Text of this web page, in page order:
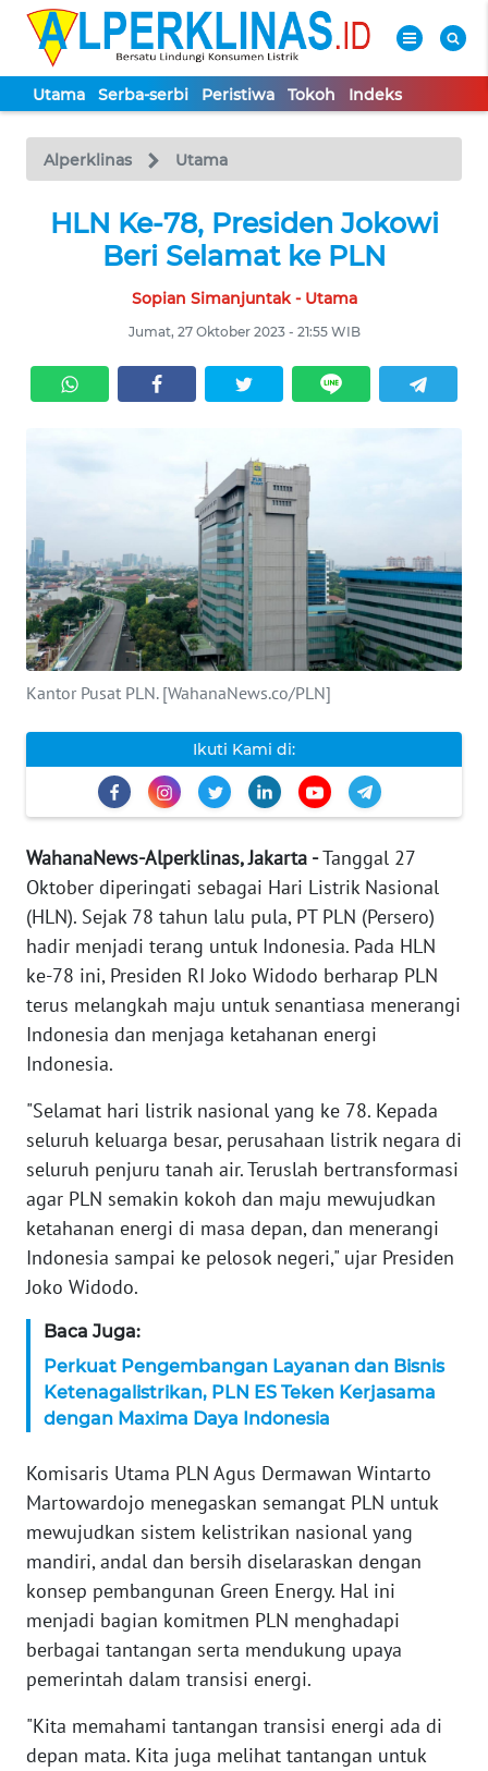
Utama Serba-serbi Peristiwa Tokoh Indeks
Alperklinas Utama
HLN Ke-78, Presiden Jokowi
Beri Selamat ke PLN
Sopian Simanjuntak - Utama
Jumat, 27 Oktober 2023 - 21:55 WIB
Kantor Pusat PLN. [WahanaNews.co/PLN]
Ikuti Kami di:
WahanaNews-Alperklinas, Jakarta -Tanggal 27
Oktober diperingati sebagai Hari Listrik Nasional
(HLN). Sejak 78 tahun lalu pula, PT PLN (Persero)
hadir menjadi terang untuk Indonesia. Pada HLN
ke-78 ini, Presiden RI Joko Widodo berharap PLN
terus melangkah maju untuk senantiasa menerangi
Indonesia dan menjaga ketahanan energi
Indonesia.
"Selamat hari listrik nasional yang ke 78. Kepada
seluruh keluarga besar, perusahaan listrik negara di
seluruh penjuru tanah air. Teruslah bertransformasi
agar PLN semakin kokoh dan maju mewujudkan
ketahanan energi di masa depan, dan menerangi
Indonesia sampai ke pelosok negeri," ujar Presiden
Joko Widodo.
Baca Juga:
Perkuat Pengembangan Layanan dan Bisnis
Ketenagalistrikan, PLN ES Teken Kerjasama
dengan Maxima Daya Indonesia
Komisaris Utama PLN Agus Dermawan Wintarto
Martowardojo menegaskan semangat PLN untuk
mewujudkan sistem kelistrikan nasional yang
mandiri, andal dan bersih diselaraskan dengan
konsep pembangunan Green Energy. Hal ini
menjadi bagian komitmen PLN menghadapi
berbagai tantangan serta mendukung upaya
pemerintah dalam transisi energi.
"Kita memahami tantangan transisi energi ada di
depan mata. Kita juga melihat tantangan untuk
TV
Tutup
UTAMA
PERISTIWA
INDEKS
BERITA
KONTAK
KAMI
INFO
PEDOMAN
MEDIA
SIBER
REDAKSI
KARIR
DISCLAIMER
Wahana
News
Regional
WN
SUMUT
JAKARTA
WN
JABAR
WN
BANTEN
NTT
WN
KEPRI
PAPUA